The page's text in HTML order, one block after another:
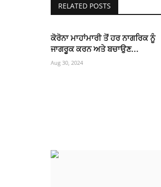
RELATED POSTS
ਕੋਰੋਨਾ ਮਾਹਾਂਮਾਰੀ ਤੋਂ ਹਰ ਨਾਗਰਿਕ ਨੂੰ
ਜਾਗਰੂਕ ਕਰਨ ਅਤੇ ਬਚਾਉਣ...
Aug 30, 2024